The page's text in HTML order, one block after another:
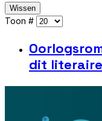
Wissen
Toon #
dit